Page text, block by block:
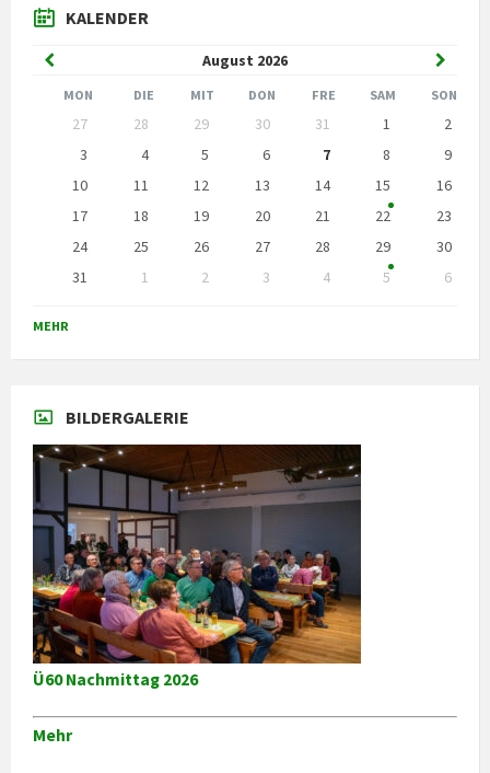
KALENDER
August 2026
Vorheriger
Monat
Monat
MON DIE MIT DON FRE SAM SON
Kalendertage
überspringen
27 28 29 30 31 1
2
3
4 5 6 7 8
9
10
11 12 13 14 15
16
17
18 19 20 21 22
23
24
25 26 27 28 29
30
31
1 2 3 4 5
6
zu
den
MEHR
BILDERGALERIE
Ü60 Nachmittag 2026
Mehr